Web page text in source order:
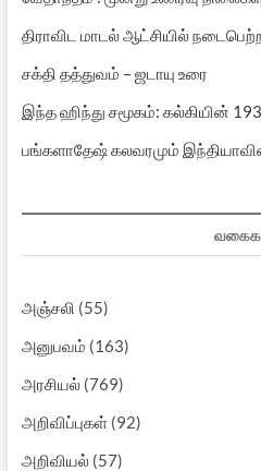
திராவிட மாடல் ஆட்சியில்
சக்தி தத்துவம் – ஜடாயு உரை
இந்த ஹிந்து சமூகம்: கல்கியின்
பங்களாதேஷ் கலவரமும்
அஞ்சலி (55)
அனுபவம் (163)
அரசியல்(769)
அறிவிப்புகள்(92)
அறிவியல்(57)